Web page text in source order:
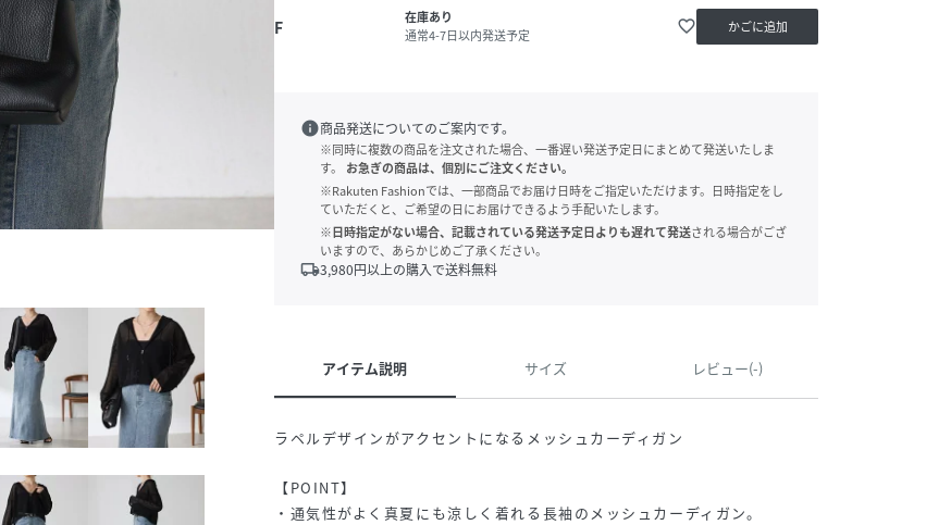
F
在庫あり
通常4-7日以内発送予定
favorite_border かごに追加
info商品発送についてのご案内です。
※同時に複数の商品を注文された場合、一番遅い発送予定日にまとめて発送いたしま
す。
お急ぎの商品は、個別にご注文ください。
※Rakuten Fashionでは、一部商品でお届け日時をご指定いただけます。日時指定をし
ていただくと、ご希望の日にお届けできるよう手配いたします。
※日時指定がない場合、記載されている発送予定日よりも遅れて発送される場合がござ
いますので、あらかじめご了承ください。
local_shipping3,980円以上の購入で送料無料
アイテム説明 サイズ レビュー(-)
ラペルデザインがアクセントになるメッシュカーディガン
【POINT】
・通気性がよく真夏にも涼しく着れる長袖のメッシュカーディガン。